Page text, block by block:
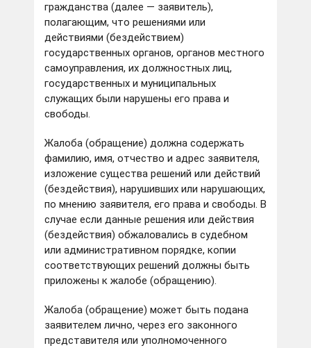
гражданства (далее — заявитель),
полагающим, что решениями или
действиями (бездействием)
государственных органов, органов местного
самоуправления, их должностных лиц,
государственных и муниципальных
служащих были нарушены его права и
свободы.
Жалоба (обращение) должна содержать
фамилию, имя, отчество и адрес заявителя,
изложение существа решений или действий
(бездействия), нарушивших или нарушающих,
по мнению заявителя, его права и свободы. В
случае если данные решения или действия
(бездействия) обжаловались в судебном
или административном порядке, копии
соответствующих решений должны быть
приложены к жалобе (обращению).
Жалоба (обращение) может быть подана
заявителем лично, через его законного
представителя или уполномоченного